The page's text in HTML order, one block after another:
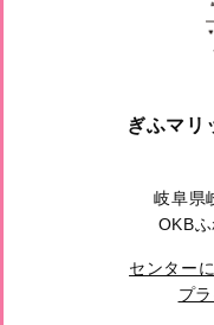
ぎふマリ
岐阜県
OKB
センター
プ